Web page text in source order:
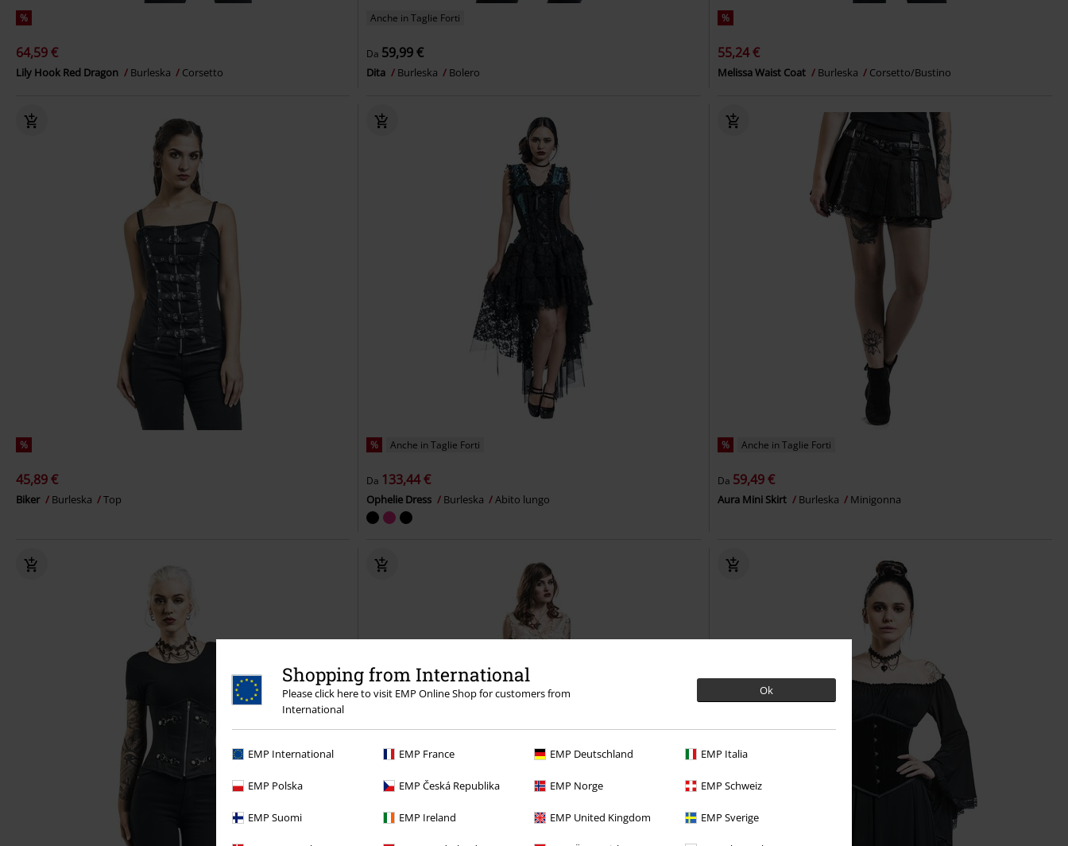
Shopping from International
Please click here to visit EMP Online Shop for customers from
International
Ok
EMP International EMP France EMP Deutschland EMP Italia
EMP Polska EMP Česká Republika EMP Norge EMP Schweiz
EMP Suomi EMP Ireland EMP United Kingdom EMP Sverige
%
64,59 €
Lily Hook Red Dragon Burleska Corsetto
Anche in Taglie Forti
Da 59,99 €
Dita Burleska Bolero
%
55,24 €
Melissa Waist Coat Burleska Corsetto/Bustino
%
45,89 €
Biker Burleska Top
% Anche in Taglie Forti
Da 133,44 €
Ophelie Dress Burleska Abito lungo
% Anche in Taglie Forti
Da 59,49 €
Aura Mini Skirt Burleska Minigonna